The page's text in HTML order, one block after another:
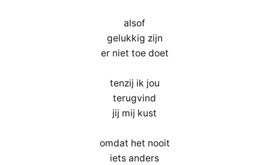
alsof
gelukkig zijn
er niet toe doet
tenzij ik jou
terugvind
jij mij kust
omdat het nooit
iets anders